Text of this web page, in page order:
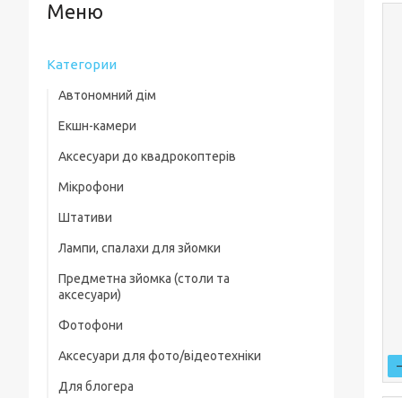
Категории
Автономний дім
Екшн-камери
Аксесуари до квадрокоптерів
Комплектуючі для квадрокоптерів
Кейси для квадрокоптерів
Фільтри, лінзи
Пропелери та захист
Зарядні пристрої
Скидання вантажу
Мікрофони
Штативи
Лампи, спалахи для зйомки
Предметна зйомка (столи та
аксесуари)
Предметні столи
Лайткуби (фотобокси)
Аксесуари для предметного знімання
Фотофони
Аксесуари для фото/відеотехніки
Фільтри, лінзи
Для блогера